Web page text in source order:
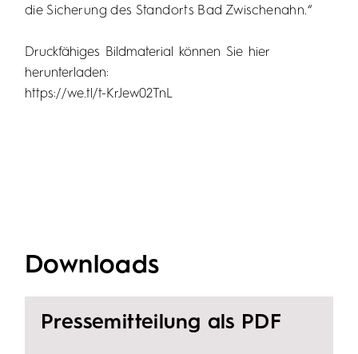
die Sicherung des Standorts Bad Zwischenahn.“
Druckfähiges Bildmaterial können Sie hier
herunterladen:
https://we.tl/t-KrJew02TnL
Downloads
Pressemitteilung als PDF